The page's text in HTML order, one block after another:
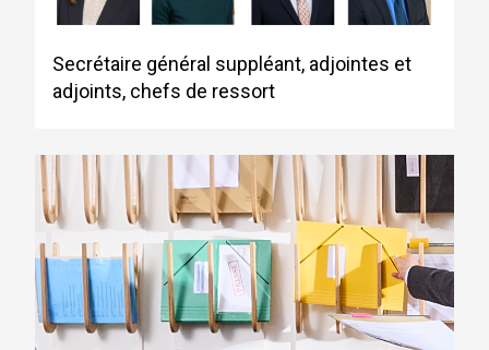
Secrétaire général suppléant, adjointes et
adjoints, chefs de ressort